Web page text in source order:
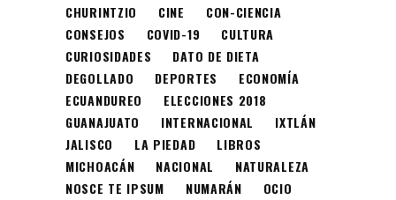
CHURINTZIO
CINE
CON-CIENCIA
CONSEJOS
COVID-19
CULTURA
CURIOSIDADES
DATO DE DIETA
DEGOLLADO
DEPORTES
ECONOMÍA
ECUANDUREO
ELECCIONES 2018
GUANAJUATO
INTERNACIONAL
IXTLÁN
JALISCO
LA PIEDAD
LIBROS
MICHOACÁN
NACIONAL
NATURALEZA
NOSCE TE IPSUM
NUMARÁN
OCIO